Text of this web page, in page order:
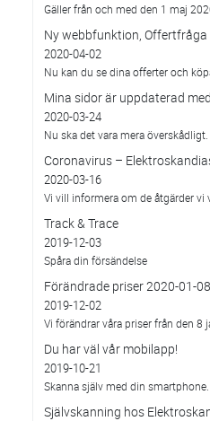
Gäller från och med den 1 maj
Ny webbfunktion, Offertfråga
2020-04-02
Nu kan du se dina offerter och
Mina sidor är uppdaterad
2020-03-24
Nu ska det vara mera överskådligt.
Coronavirus –
2020-03-16
Vi vill informera om de åtgärder vi
Track & Trace
2019-12-03
Spåra din försändelse
Förändrade priser 2020-01-08
2019-12-02
Vi förändrar våra priser från den 8
Du har väl vår mobilapp!
2019-10-21
Skanna själv med din smartphone.
Självskanning hos